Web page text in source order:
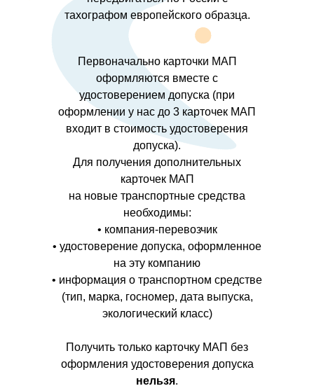
тахографом европейского образца.
Первоначально карточки МАП
оформляются вместе с
удостоверением допуска (при
оформлении у нас до 3 карточек МАП
входит в стоимость удостоверения
допуска).
Для получения дополнительных
карточек МАП
на новые транспортные средства
необходимы:
• компания-перевозчик
• удостоверение допуска, оформленное
на эту компанию
• информация о транспортном средстве
(тип, марка, госномер, дата выпуска,
экологический класс)
Получить только карточку МАП без
оформления удостоверения допуска
нельзя.